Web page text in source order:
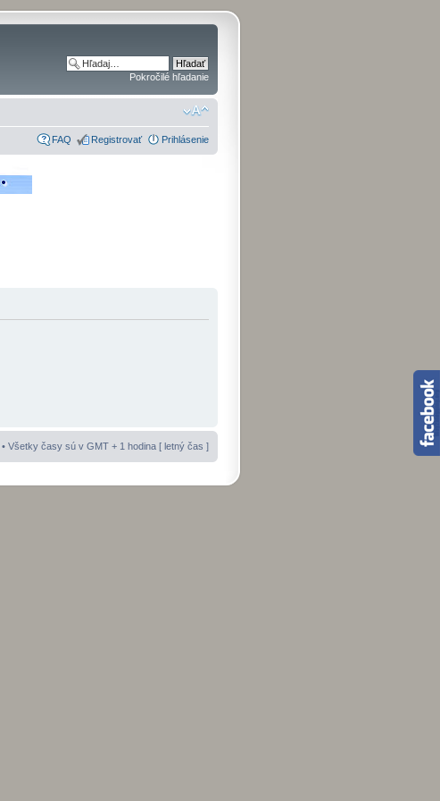
Pokročilé hľadanie
FAQ Registrovať Prihlásenie
• Všetky časy sú v GMT + 1 hodina [ letný čas ]